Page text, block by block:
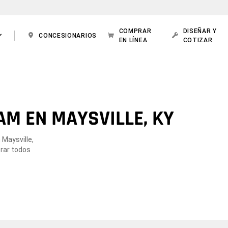
CONCESIONARIOS
COMPRAR
EN LÍNEA
DISEÑAR Y
COTIZAR
EN MAYSVILLE, KY
todos